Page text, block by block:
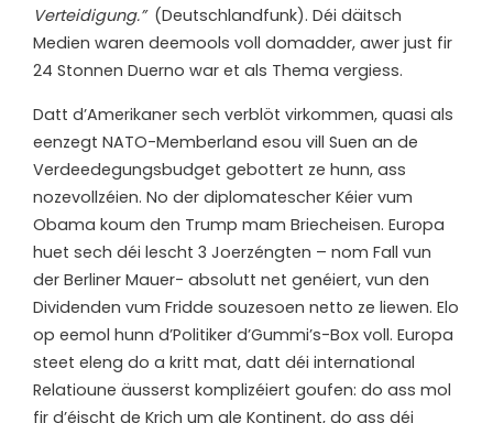
Verteidigung.” (Deutschlandfunk). Déi däitsch
Medien waren deemools voll domadder, awer just fir
24 Stonnen Duerno war et als Thema vergiess.
Datt d’Amerikaner sech verblöt virkommen, quasi als
eenzegt NATO-Memberland esou vill Suen an de
Verdeedegungsbudget gebottert ze hunn, ass
nozevollzéien. No der diplomatescher Kéier vum
Obama koum den Trump mam Briecheisen. Europa
huet sech déi lescht 3 Joerzéngten – nom Fall vun
der Berliner Mauer- absolutt net genéiert, vun den
Dividenden vum Fridde souzesoen netto ze liewen. Elo
op eemol hunn d’Politiker d’Gummi’s-Box voll. Europa
steet eleng do a kritt mat, datt déi international
Relatioune äusserst komplizéiert goufen: do ass mol
fir d’éischt de Krich um ale Kontinent, do ass déi